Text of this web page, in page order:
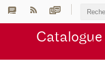
Catalogue